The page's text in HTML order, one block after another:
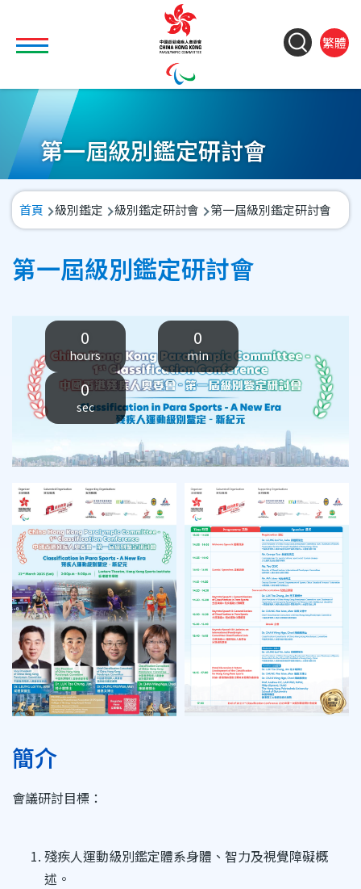
&
Font
繁體
Toggle main menu visibility
第一屆級別鑑定研討會
導
航
連
結
首頁 級別鑑定 級別鑑定研討會 第一屆級別鑑定研討會
第一屆級別鑑定研討會
0
hours
0
min
0
sec
簡介
會議研討目標：
殘疾人運動級別鑑定體系身體、智力及視覺障礙概
述。